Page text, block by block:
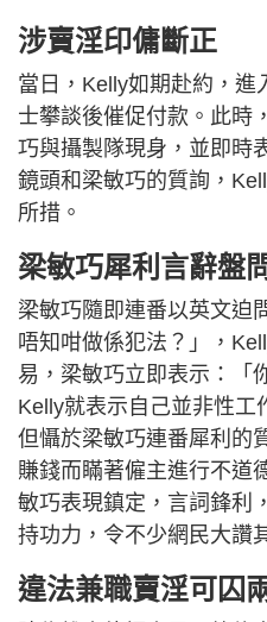
涉賣淫印傭斷正
當日，Kelly如期赴約，進
士攀談後催促付款。此時
巧與攝製隊現身，並即時
鏡頭和梁敏巧的質詢，
所措。
梁敏巧犀利言辭盤
梁敏巧隨即連番以英文迫
唔知咁做係犯法？」，
易，梁敏巧立即表示：「
Kelly就表示自己並非性工
但懾於梁敏巧連番犀利的
賺錢而瞞著僱主進行不道
敏巧表現鎮定，言詞鋒利
持功力，令不少網民大讚
違法兼職賣淫可囚